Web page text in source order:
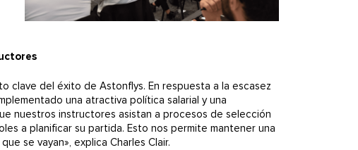
clave del éxito de Astonflys. En respuesta a la escasez
una atractiva política salarial y una
nuestros instructores asistan a procesos de selección
a planificar su partida. Esto nos permite mantener una
se vayan», explica Charles Clair.